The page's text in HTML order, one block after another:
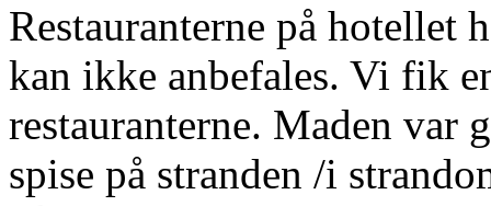
Restauranterne på hotellet
kan ikke anbefales. Vi fik
restauranterne. Maden var
spise på stranden /i